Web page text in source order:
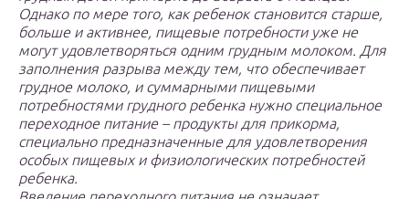
Однако по мере того, как ребенок становится старше,
больше и активнее, пищевые потребности уже не
могут удовлетворяться одним грудным молоком. Для
заполнения разрыва между тем, что обеспечивает
грудное молоко, и суммарными пищевыми
потребностями грудного ребенка нужно специальное
переходное питание – продукты для прикорма,
специально предназначенные для удовлетворения
особых пищевых и физиологических потребностей
ребенка.